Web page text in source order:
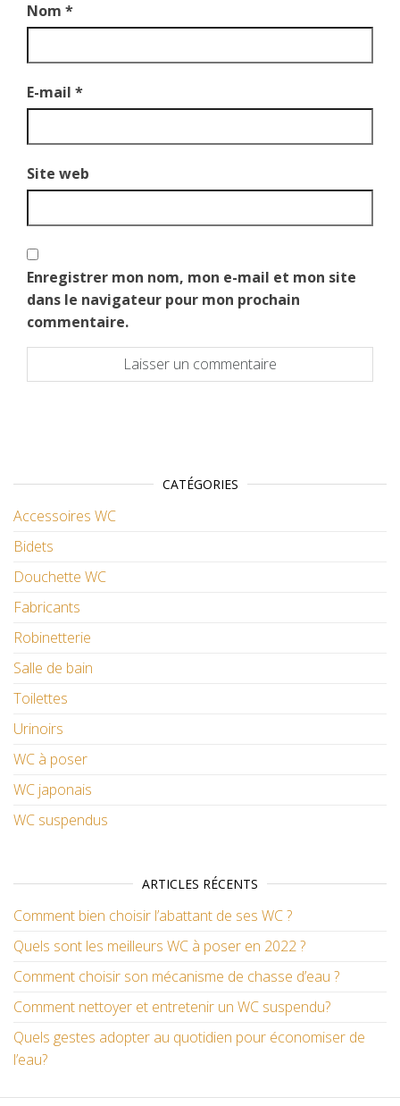
Nom *
E-mail *
Site web
Enregistrer mon nom, mon e-mail et mon site
dans le navigateur pour mon prochain
commentaire.
CATÉGORIES
Accessoires WC
Bidets
Douchette WC
Fabricants
Robinetterie
Salle de bain
Toilettes
Urinoirs
WC à poser
WC japonais
WC suspendus
ARTICLES RÉCENTS
Comment bien choisir l’abattant de ses WC ?
Quels sont les meilleurs WC à poser en 2022 ?
Comment choisir son mécanisme de chasse d’eau ?
Comment nettoyer et entretenir un WC suspendu?
Quels gestes adopter au quotidien pour économiser de
l’eau?